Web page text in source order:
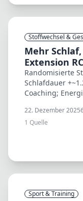
Stoffwechsel &
Mehr
Extension
Randomisierte
Schlafdauer
Coaching;
22. Dezember 2025
1 Quelle
Sport & Training